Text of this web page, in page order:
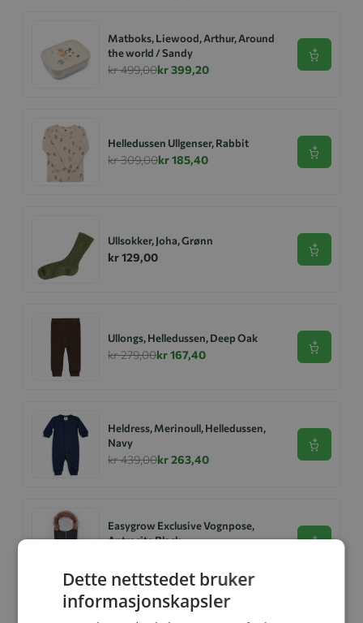
Matboks, Liewood, Arthur, Around
the world / Sandy
kr 499,00kr 399,20
Se
Helledussen Ullgenser, Rabbit
kr 309,00kr 185,40 Se
Ullsokker, Joha, Grønn
kr 129,00 Se
Ullongs, Helledussen, Deep Oak
kr 279,00kr 167,40 Se
Heldress, Merinoull, Helledussen,
Navy
kr 439,00kr 263,40
Se
Easygrow Exclusive Vognpose,
Antracite Black
Se
Dette nettstedet bruker
informasjonskapsler